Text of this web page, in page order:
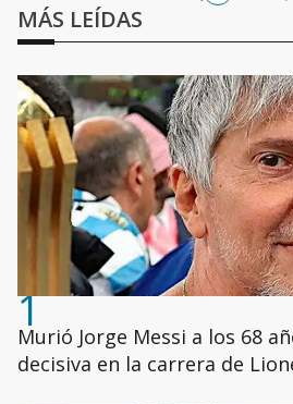
MÁS LEÍDAS
1
Murió Jorge Messi a los 68
decisiva en la carrera de